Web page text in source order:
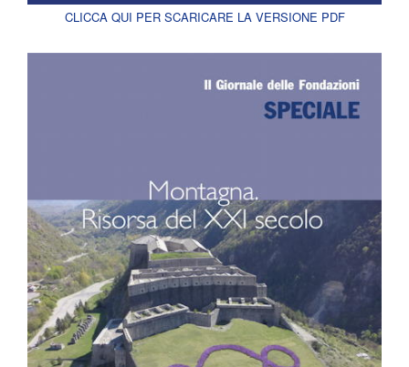
CLICCA QUI PER SCARICARE LA VERSIONE PDF